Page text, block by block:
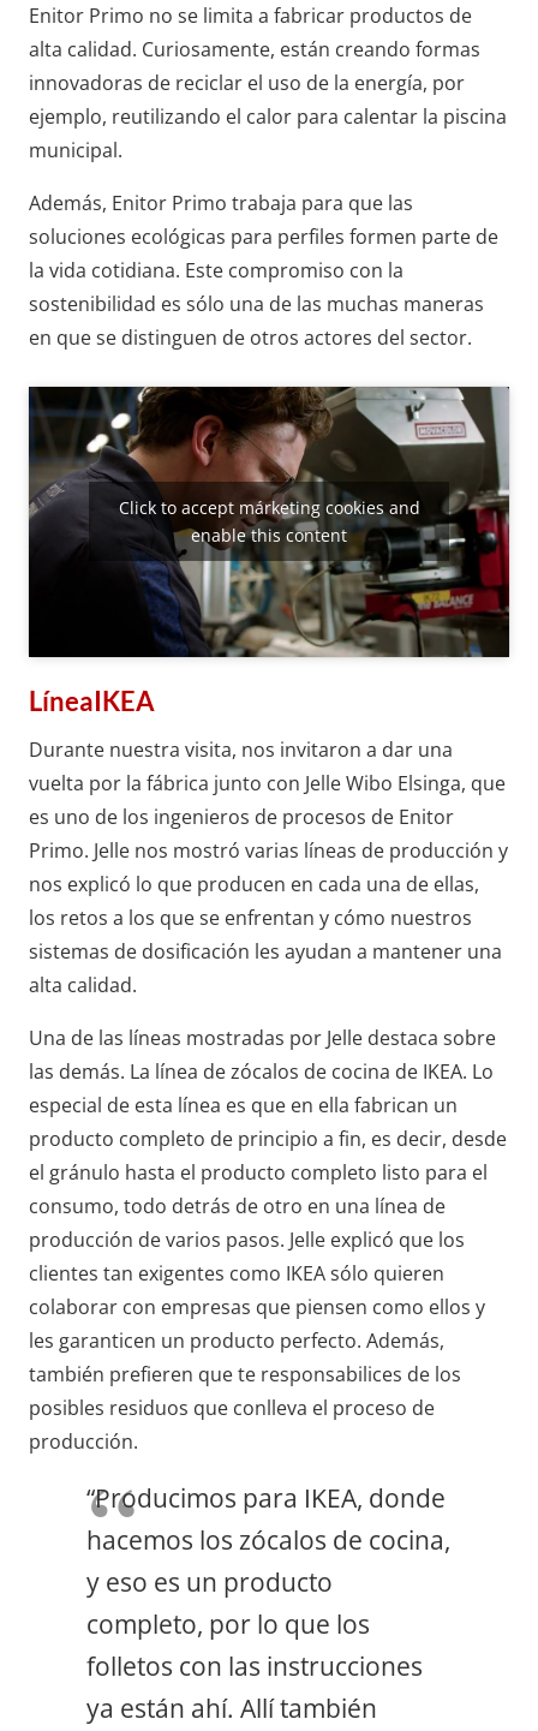
Enitor Primo no se limita a fabricar productos de
alta calidad. Curiosamente, están creando formas
innovadoras de reciclar el uso de la energía, por
ejemplo, reutilizando el calor para calentar la piscina
municipal.
Además, Enitor Primo trabaja para que las
soluciones ecológicas para perfiles formen parte de
la vida cotidiana. Este compromiso con la
sostenibilidad es sólo una de las muchas maneras
en que se distinguen de otros actores del sector.
Click to accept márketing cookies and
enable this content
LíneaIKEA
Durante nuestra visita, nos invitaron a dar una
vuelta por la fábrica junto con Jelle Wibo Elsinga, que
es uno de los ingenieros de procesos de Enitor
Primo. Jelle nos mostró varias líneas de producción y
nos explicó lo que producen en cada una de ellas,
los retos a los que se enfrentan y cómo nuestros
sistemas de dosificación les ayudan a mantener una
alta calidad.
Una de las líneas mostradas por Jelle destaca sobre
las demás. La línea de zócalos de cocina de IKEA. Lo
especial de esta línea es que en ella fabrican un
producto completo de principio a fin, es decir, desde
el gránulo hasta el producto completo listo para el
consumo, todo detrás de otro en una línea de
producción de varios pasos. Jelle explicó que los
clientes tan exigentes como IKEA sólo quieren
colaborar con empresas que piensen como ellos y
les garanticen un producto perfecto. Además,
también prefieren que te responsabilices de los
posibles residuos que conlleva el proceso de
producción.
“Producimos para IKEA, donde
hacemos los zócalos de cocina,
y eso es un producto
completo, por lo que los
folletos con las instrucciones
ya están ahí. Allí también